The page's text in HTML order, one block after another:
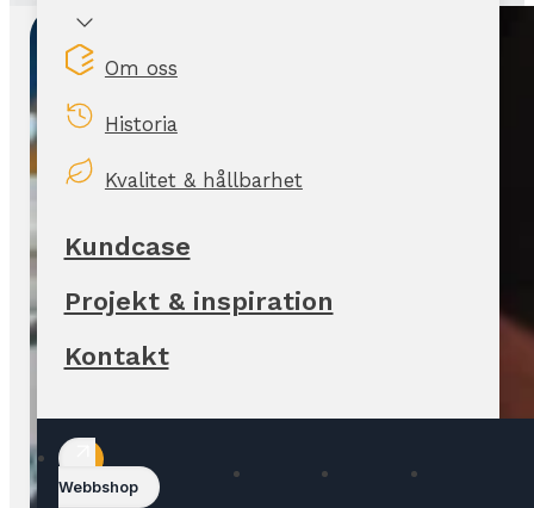
Om oss
Historia
Kvalitet & hållbarhet
Kundcase
Projekt & inspiration
Kontakt
Webbshop